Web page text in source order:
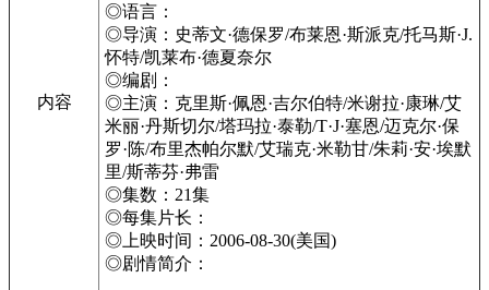
内容
◎语言：
◎导演：史蒂文·德保罗/布莱恩·斯派克/托马斯·J.
怀特/凯莱布·德夏奈尔
◎编剧：
◎主演：克里斯·佩恩·吉尔伯特/米谢拉·康琳/艾
米丽·丹斯切尔/塔玛拉·泰勒/T·J·塞恩/迈克尔·保
罗·陈/布里杰帕尔默/艾瑞克·米勒甘/朱莉·安·埃默
里/斯蒂芬·弗雷
◎集数：21集
◎每集片长：
◎上映时间：2006-08-30(美国)
◎剧情简介：